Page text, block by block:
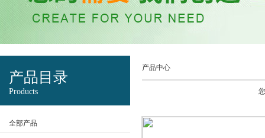
产品目录
Products
全部产品
产品中心